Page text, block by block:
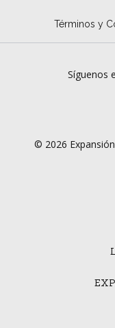
Términos y
Síguenos
© 2026